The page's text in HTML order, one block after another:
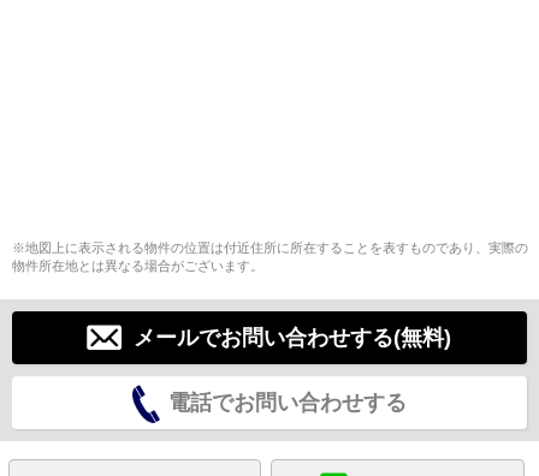
※地図上に表示される物件の位置は付近住所に所在することを表すものであり、実際の
物件所在地とは異なる場合がございます。
メールでお問い合わせする(無料)
電話でお問い合わせする